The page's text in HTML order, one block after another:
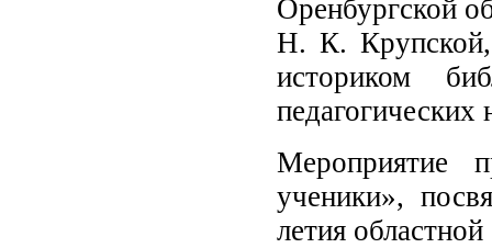
Оренбургской
Н. К.
историком
педагогических
Мероприятие
ученики»,
летия